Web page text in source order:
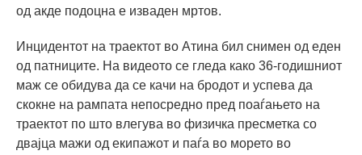
од акде подоцна е изваден мртов.
Инцидентот на траектот во Атина бил снимен од еден
од патниците. На видеото се гледа како 36-годишниот
маж се обидува да се качи на бродот и успева да
скокне на рампата непосредно пред поаѓањето на
траектот по што влегува во физичка пресметка со
двајца мажи од екипажот и паѓа во морето во